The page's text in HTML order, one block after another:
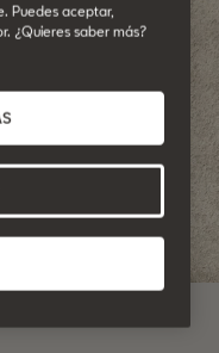
Puedes aceptar,
¿Quieres saber más?